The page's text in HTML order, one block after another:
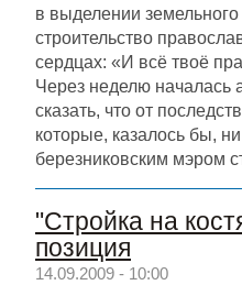
в выделении земельного
строительство
сердцах: «И всё твоё
Через неделю
сказать, что от
которые, казалось бы,
березниковским мэром
"Стройка на
позиция
14.09.2009 - 10:00